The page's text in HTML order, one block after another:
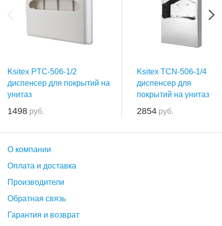
Ksitex PTC-506-1/2
диспенсер для покрытий на
унитаз
1498 руб.
Ksitex TCN-506-1/4
диспенсер для
покрытий на унитаз
2854 руб.
О компании
Оплата и доставка
Производители
Обратная связь
Гарантия и возврат